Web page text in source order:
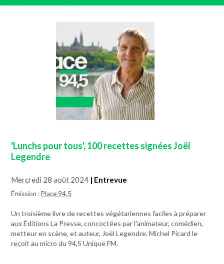
'Lunchs pour tous', 100 recettes signées Joël
Legendre
Mercredi 28 août 2024 | Entrevue
Émission :Place 94,5
Un troisième livre de recettes végétariennes faciles à préparer
aux Éditions La Presse, concoctées par l'animateur, comédien,
metteur en scène, et auteur, Joël Legendre. Michel Picard le
reçoit au micro du 94,5 Unique FM.